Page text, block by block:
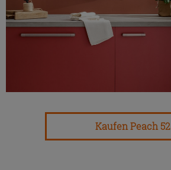
Kaufen Peach 52